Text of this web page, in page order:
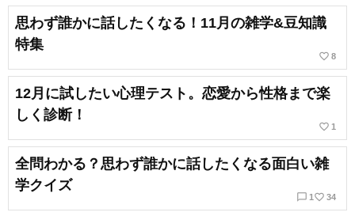
思わず誰かに話したくなる！11月の雑学&豆知識
特集
favorite_border 8
12月に試したい心理テスト。恋愛から性格まで楽
しく診断！
favorite_border 1
全問わかる？思わず誰かに話したくなる面白い雑
学クイズ
chat_bubble_outline 1 favorite_border 34